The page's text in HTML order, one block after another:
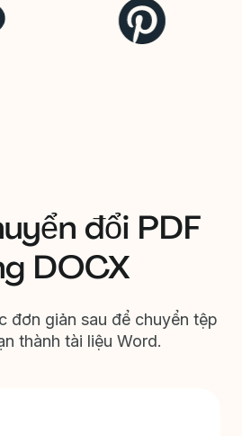
đổi PDF
DOCX
đơn giản sau để chuyển tệp
thành tài liệu Word.